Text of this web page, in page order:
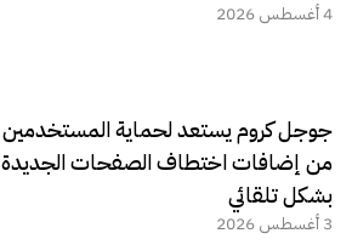
4 أغسطس 2026
جوجل كروم يستعد لحماية المستخدمين
من إضافات اختطاف الصفحات الجديدة
بشكل تلقائي
3 أغسطس 2026